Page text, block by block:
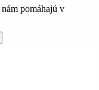
pomáhajú v